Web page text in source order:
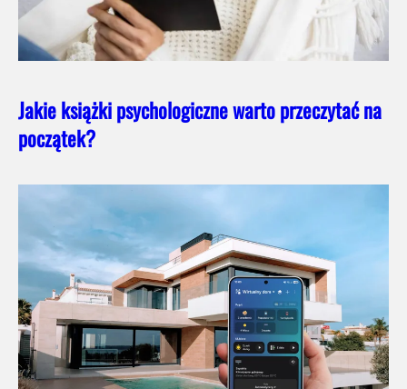
Jakie książki psychologiczne warto przeczytać na
początek?